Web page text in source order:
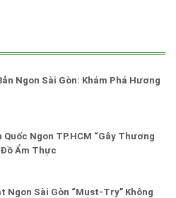
Ngon Sài Gòn: Khám Phá Hương
Quốc Ngon TP.HCM “Gây Thương
Ẩm Thực
Ngon Sài Gòn “Must-Try” Không